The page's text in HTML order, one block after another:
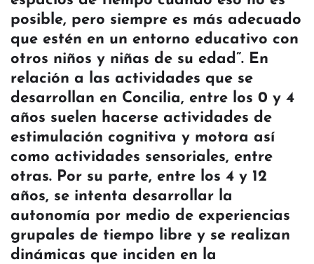
posible, pero siempre es más adecuado
que estén en un entorno educativo con
otros niños y niñas de su edad”. En
relación a las actividades que se
desarrollan en Concilia, entre los 0 y 4
años suelen hacerse actividades de
estimulación cognitiva y motora así
como actividades sensoriales, entre
otras. Por su parte, entre los 4 y 12
años, se intenta desarrollar la
autonomía por medio de experiencias
grupales de tiempo libre y se realizan
dinámicas que inciden en la